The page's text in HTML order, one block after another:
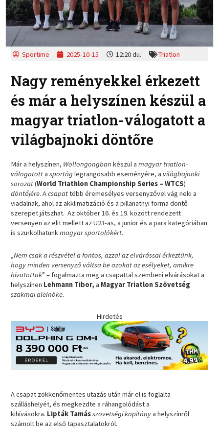
Sportime 2025-10-15 12:20 du. Triatlon
Nagy reményekkel érkezett
és már a helyszínen készül a
magyar triatlon-válogatott a
világbajnoki döntőre
Már a helyszínen, Wollongongban készül amagyar triatlon-
válogatottasportáglegrangosabb eseményére, a világbajnoki
sorozat(World Triathlon Championship Series – WTCS)
döntőjére. Acsapattöbb éremesélyes versenyzővel vág neki a
viadalnak, ahol az akklimatizáció és a pillanatnyi forma döntő
szerepet játszhat. Az október 16. és 19. között rendezett
versenyen az elit mellett az U23-as, a junior és a para kategóriában
is szurkolhatunkmagyarsportolókért.
„Nem csak a részvétel a fontos, azzal az elvárással érkeztünk,
hogy minden versenyző váltsa be azokat az esélyeket, amikre
hivatottak” – fogalmazta meg a csapattal szembeni elvárásokat a
helyszínen Lehmann Tibor,a Magyar Triatlon Szövetség
szakmai alelnöke.
Hirdetés
A csapat zökkenőmentes utazás után már el is foglalta
szálláshelyét, és megkezdte a ráhangolódást a
kihívásokra. Lipták Tamásszövetségi kapitánya helyszínről
számolt be az első tapasztalatokról.